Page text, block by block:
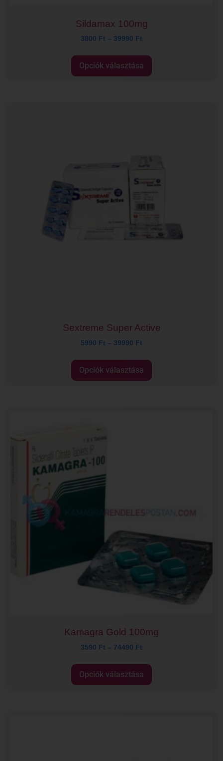
Sildamax 100mg
3800 Ft – 39990 Ft
Opciók választása
Sextreme Super Active
5990 Ft – 39990 Ft
Opciók választása
Kamagra Gold 100mg
3590 Ft – 74490 Ft
Opciók választása